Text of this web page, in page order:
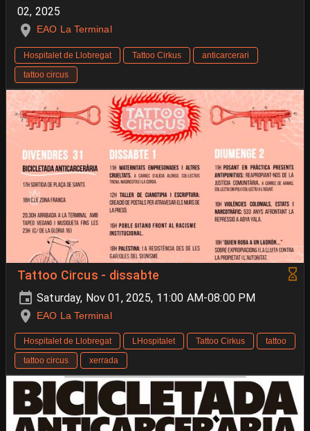
02, 2025
EAO La Terminal
Hospitalet de Llobregat Tattoo Cirkus
anticarcerari
tattoo circus
Tattoo Circus - dissabte
Saturday, Nov 01, 2025, 11:00 AM-08:00 PM
EAO La Terminal
Hospitalet de Llobregat LHospitalet Tattoo Cirkus
tattoo
tattoo circus
xerrada